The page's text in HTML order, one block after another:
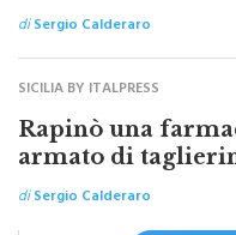
diSergio Calderaro
SICILIA BY ITALPRESS
Rapinò una
armato di
diSergio Calderaro